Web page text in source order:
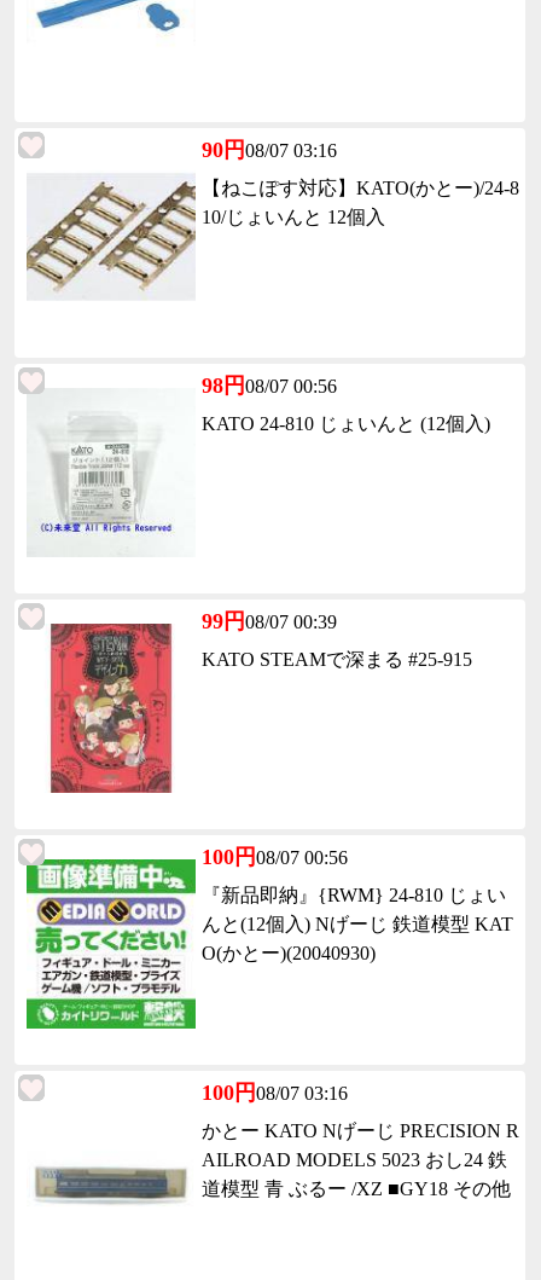
90円08/07 03:16
【ねこぽす対応】KATO(かとー)/24-8
10/じょいんと 12個入
98円08/07 00:56
KATO 24-810 じょいんと (12個入)
99円08/07 00:39
KATO STEAMで深まる #25-915
100円08/07 00:56
『新品即納』{RWM} 24-810 じょい
んと(12個入) Nげーじ 鉄道模型 KAT
O(かとー)(20040930)
100円08/07 03:16
かとー KATO Nげーじ PRECISION R
AILROAD MODELS 5023 おし24 鉄
道模型 青 ぶるー /XZ ■GY18 その他